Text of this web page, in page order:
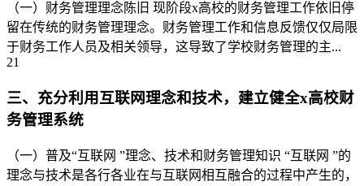
（一）财务管理理念陈旧 现阶段x高校的财务管理工作依旧停
留在传统的财务管理理念。财务管理工作和信息反馈仅仅局限
于财务工作人员及相关领导，这导致了学校财务管理的主...
21
三、充分利用互联网理念和技术，建立健全x高校财
务管理系统
（一）普及“互联网 ”理念、技术和财务管理知识 “互联网 ”的
理念与技术是各行各业在与互联网相互融合的过程中产生的，